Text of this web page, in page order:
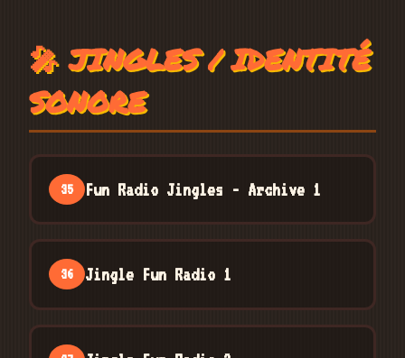
🎤 JINGLES / IDENTITÉ
SONORE
35 Fun Radio Jingles - Archive 1
36 Jingle Fun Radio 1